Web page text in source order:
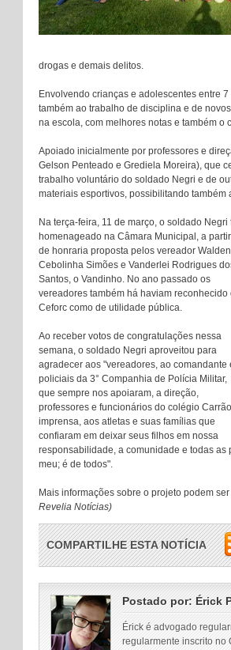
drogas e demais delitos.
Envolvendo crianças e adolescentes entre
também ao trabalho de disciplina e de
na escola, com melhores notas e também o
Apoiado inicialmente por professores e
Gelson Penteado e Grediela Moreira), que
trabalho voluntário do soldado Negri e de
materiais esportivos, possibilitando
Na terça-feira, 11 de março, o soldado Negri
homenageado na Câmara Municipal, a partir
de honraria proposta pelos vereador
Cebolinha Simões e Vanderlei Rodrigues
Santos, o Vandinho. No ano passado os
vereadores também há haviam reconhecido
Ceforc como de utilidade pública.
Ao receber votos de congratulações nessa
semana, o soldado Negri aproveitou para
agradecer aos "vereadores, ao comandante
policiais da 3° Companhia de Polícia Militar,
que sempre nos apoiaram, a direção,
professores e funcionários do colégio
imprensa, aos atletas e suas famílias que
confiaram em deixar seus filhos em nossa
responsabilidade, a comunidade e todas as
meu; é de todos".
Mais informações sobre o projeto podem
Revelia Notícias)
COMPARTILHE ESTA NOTÍCIA
Postado por: Érick
Érick é advogado
regularmente inscrito no